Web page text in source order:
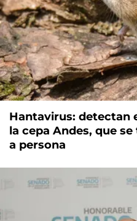
Hantavirus: detectan
la cepa Andes, que
a persona